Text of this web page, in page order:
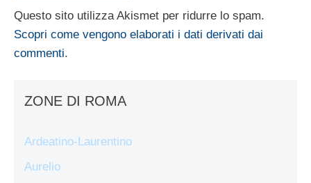
Questo sito utilizza Akismet per ridurre lo spam.
Scopri come vengono elaborati i dati derivati dai
commenti.
ZONE DI ROMA
Ardeatino-Laurentino
Aurelio